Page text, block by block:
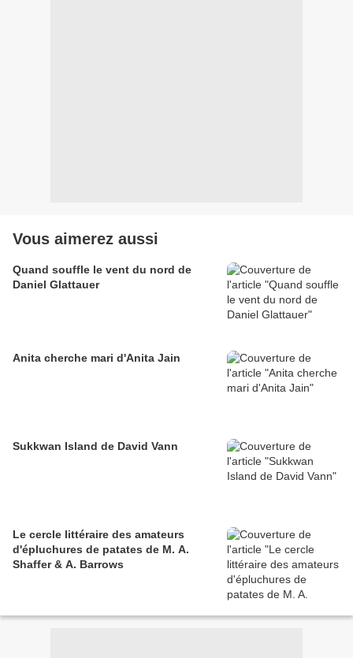
Vous aimerez aussi
Quand souffle le vent du nord de
Daniel Glattauer
Anita cherche mari d'Anita Jain
Sukkwan Island de David Vann
Le cercle littéraire des amateurs
d'épluchures de patates de M. A.
Shaffer & A. Barrows